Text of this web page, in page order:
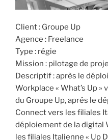
Client : Groupe Up
Agence : Freelance
Type : régie
Mission : pilotage de
Descriptif : après le
Workplace « What’s Up
du Groupe Up, aprés le
Connect vers les filiales
déploiement de la digital
les filiales Italienne « Up